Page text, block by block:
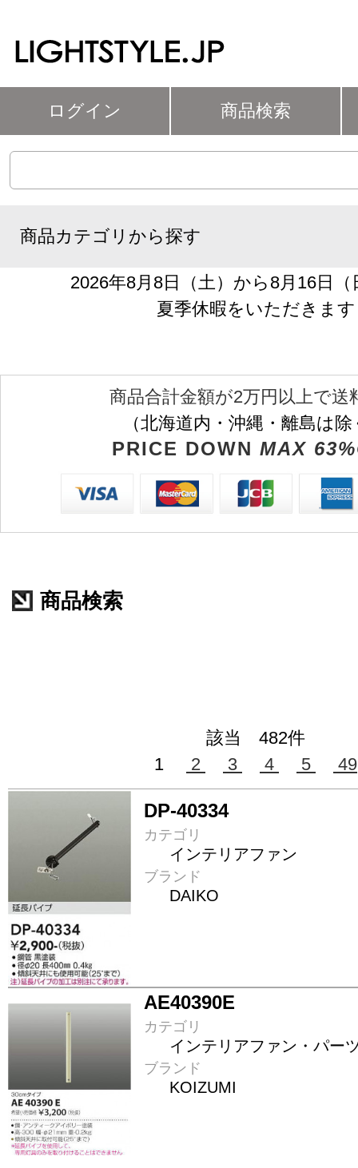
ログイン 商品検索
商品カテゴリから探す
2026年8月8日（土）から8月16日
夏季休暇をいただきます
商品合計金額が2万円以上で送
（北海道内・沖縄・離島は
PRICE DOWN MAX
商品検索
該当 482件
1
2 3 4 5 49
DP-40334
カテゴリ
インテリアファン
ブランド
DAIKO
AE40390E
カテゴリ
インテリアファン・パー
ブランド
KOIZUMI